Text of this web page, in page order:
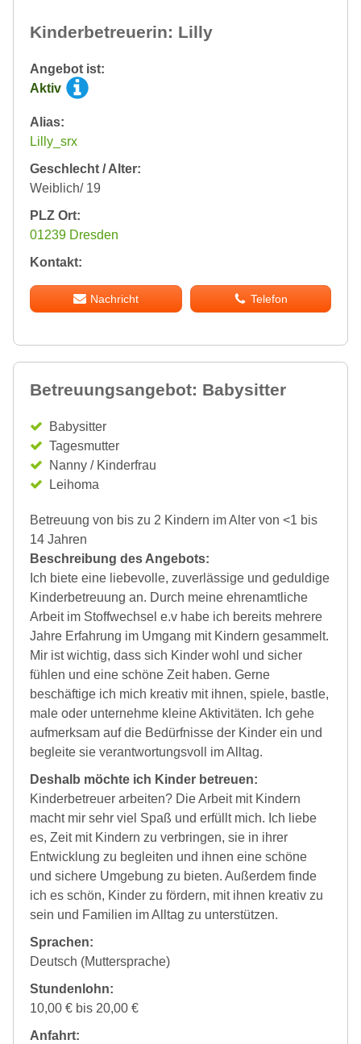
Kinderbetreuerin: Lilly
Angebot ist:
Aktiv
Alias:
Lilly_srx
Geschlecht / Alter:
Weiblich/ 19
PLZ Ort:
01239 Dresden
Kontakt:
Nachricht Telefon
Betreuungsangebot: Babysitter
Babysitter
Tagesmutter
Nanny / Kinderfrau
Leihoma
Betreuung von bis zu 2 Kindern im Alter von <1 bis
14 Jahren
Beschreibung des Angebots:
Ich biete eine liebevolle, zuverlässige und geduldige
Kinderbetreuung an. Durch meine ehrenamtliche
Arbeit im Stoffwechsel e.v habe ich bereits mehrere
Jahre Erfahrung im Umgang mit Kindern gesammelt.
Mir ist wichtig, dass sich Kinder wohl und sicher
fühlen und eine schöne Zeit haben. Gerne
beschäftige ich mich kreativ mit ihnen, spiele, bastle,
male oder unternehme kleine Aktivitäten. Ich gehe
aufmerksam auf die Bedürfnisse der Kinder ein und
begleite sie verantwortungsvoll im Alltag.
Deshalb möchte ich Kinder betreuen:
Kinderbetreuer arbeiten? Die Arbeit mit Kindern
macht mir sehr viel Spaß und erfüllt mich. Ich liebe
es, Zeit mit Kindern zu verbringen, sie in ihrer
Entwicklung zu begleiten und ihnen eine schöne
und sichere Umgebung zu bieten. Außerdem finde
ich es schön, Kinder zu fördern, mit ihnen kreativ zu
sein und Familien im Alltag zu unterstützen.
Sprachen:
Deutsch (Muttersprache)
Stundenlohn:
10,00 € bis 20,00 €
Anfahrt: